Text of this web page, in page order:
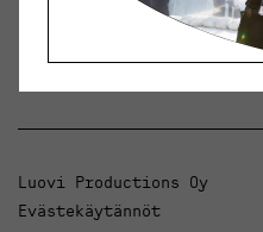
Helsinki
Keskustelua, uutisia
Luovi Productions Oy
Evästekäytännöt